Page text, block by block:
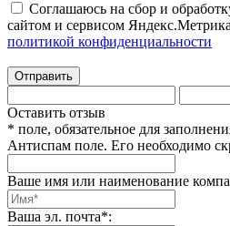
Соглашаюсь на сбор и
сайтом и сервисом
политикой конфиденциальности
Отправить
Оставить отзыв
* поле, обязательное для
Антиспам поле. Его необходимо
Ваше имя или наименование
Ваша эл. почта*: